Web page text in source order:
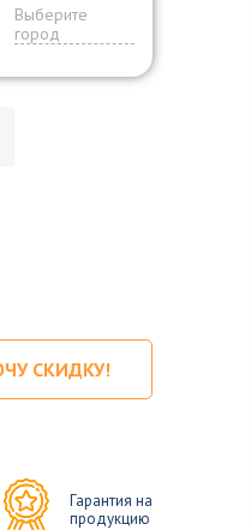
Выберите
город
СКИДКУ!
Гарантия на
продукцию